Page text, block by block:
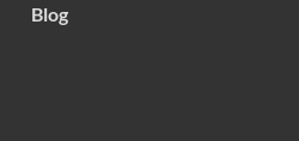
Blog